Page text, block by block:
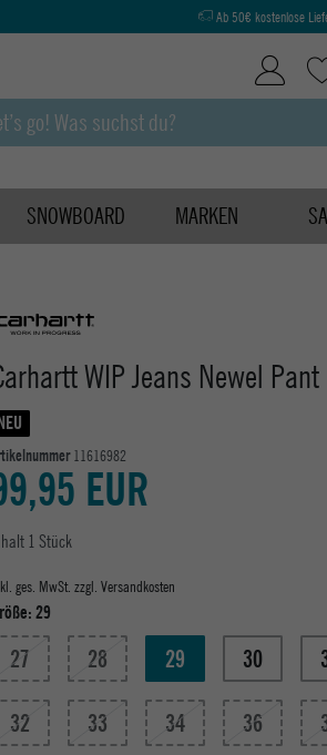
Ab 50€ kostenlose
SNOWBOARD MARKEN
WIP Jeans Newel Pant
11616982
EUR
1 Stück
ges. MwSt. zzgl. Versandkosten
29
27 28 29 30
32 33 34 36